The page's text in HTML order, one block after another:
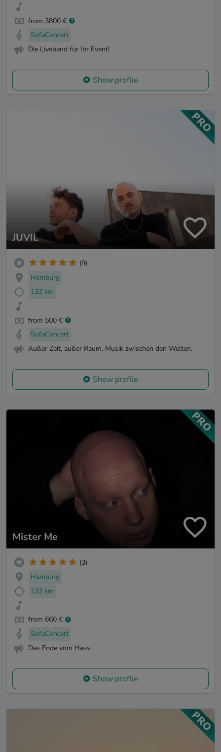
from 3800 €
SofaConcert
Die Liveband für Ihr Event!
Show profile
JUVIL
(9)
Hamburg
132 km
from 500 €
SofaConcert
Außer Zeit, außer Raum. Musik zwischen den Welten.
Show profile
Mister Me
(3)
Hamburg
132 km
from 660 €
SofaConcert
Das Ende vom Hass
Show profile